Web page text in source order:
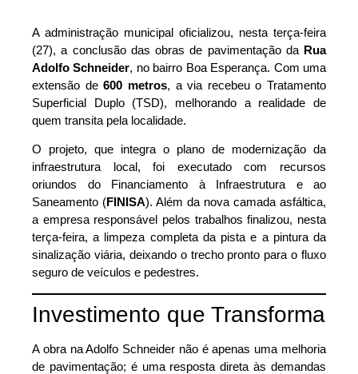
A administração municipal oficializou, nesta terça-feira
(27), a conclusão das obras de pavimentação da Rua
Adolfo Schneider, no bairro Boa Esperança. Com uma
extensão de600 metros, a via recebeu o Tratamento
Superficial Duplo (TSD), melhorando a realidade de
quem transita pela localidade.
O projeto, que integra o plano de modernização da
infraestrutura local, foi executado com recursos
oriundos do Financiamento à Infraestrutura e ao
Saneamento (FINISA). Além da nova camada asfáltica,
a empresa responsável pelos trabalhos finalizou, nesta
terça-feira, a limpeza completa da pista e a pintura da
sinalização viária, deixando o trecho pronto para o fluxo
seguro de veículos e pedestres.
Investimento que Transforma
A obra na Adolfo Schneider não é apenas uma melhoria
de pavimentação; é uma resposta direta às demandas